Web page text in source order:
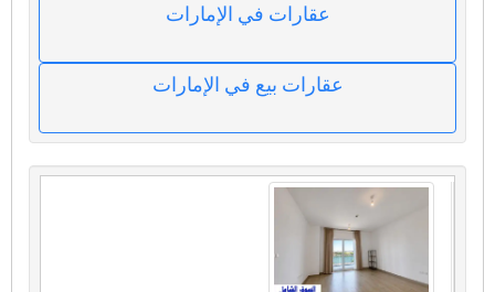
عقارات في الإمارات
عقارات بيع في الإمارات